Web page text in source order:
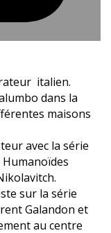
italien.
dans la
maisons
avec la série
sur la série
Galandon et
au centre